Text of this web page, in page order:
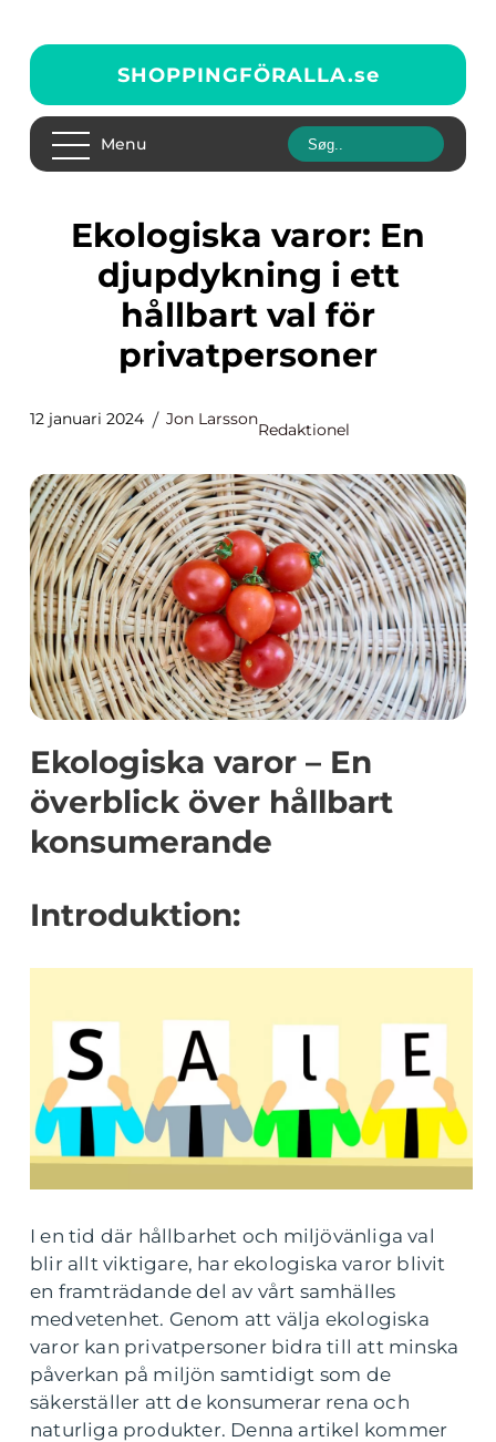
SHOPPINGFÖRALLA.se
Menu
Ekologiska varor: En
djupdykning i ett
hållbart val för
privatpersoner
12 januari 2024 Jon Larsson
Redaktionel
Ekologiska varor – En
överblick över hållbart
konsumerande
Introduktion:
I en tid där hållbarhet och miljövänliga val
blir allt viktigare, har ekologiska varor blivit
en framträdande del av vårt samhälles
medvetenhet. Genom att välja ekologiska
varor kan privatpersoner bidra till att minska
påverkan på miljön samtidigt som de
säkerställer att de konsumerar rena och
naturliga produkter. Denna artikel kommer